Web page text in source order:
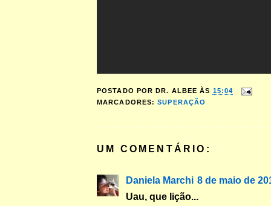
POSTADO POR DR. ALBEE ÀS 15:04
MARCADORES:SUPERAÇÃO
UM COMENTÁRIO:
Daniela Marchi 8 de maio de
Uau, que lição...